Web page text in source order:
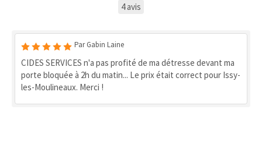
4 avis
Par Gabin Laine
CIDES SERVICES n'a pas profité de ma détresse devant ma
porte bloquée à 2h du matin... Le prix était correct pour Issy-
les-Moulineaux. Merci !